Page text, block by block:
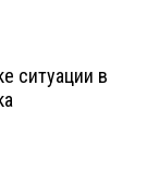
ситуации в